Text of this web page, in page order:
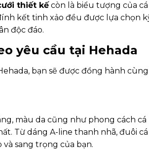
thiết kếcòn là biểu tượng của
kết tinh xảo đều được lựa chọn
độc đáo.
yêu cầu tại Hehada
bạn sẽ được đồng hành
màu da cũng như phong cách
Từ dáng A-line thanh nhã, đuôi
sang trọng của bạn.